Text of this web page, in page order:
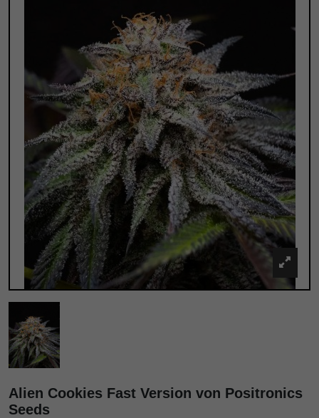
Alien Cookies Fast Version von Positronics
Seeds